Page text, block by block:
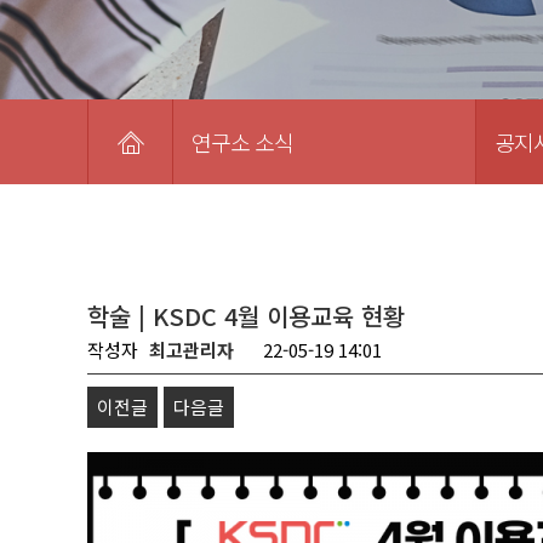
연구소 소식 공지
학술 | KSDC 4월 이용교육 현황
작성자 최고관리자 22-05-19 14:01
이전글 다음글